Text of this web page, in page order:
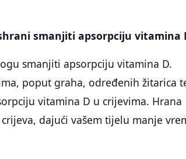
smanjiti apsorpciju vitamina
smanjiti apsorpciju vitamina D.
poput graha, određenih žitarica
vitamina D u crijevima. Hrana
dajući vašem tijelu manje